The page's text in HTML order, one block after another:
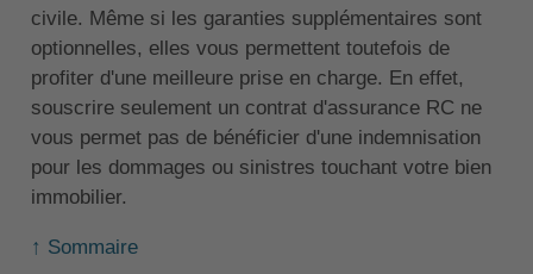
civile. Même si les garanties supplémentaires sont
optionnelles, elles vous permettent toutefois de
profiter d'une meilleure prise en charge. En effet,
souscrire seulement un contrat d'assurance RC ne
vous permet pas de bénéficier d'une indemnisation
pour les dommages ou sinistres touchant votre bien
immobilier.
↑ Sommaire